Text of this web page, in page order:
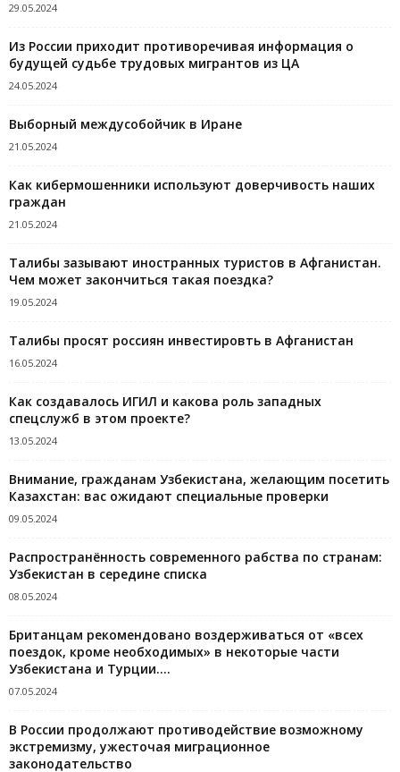
29.05.2024
Из России приходит противоречивая информация о
будущей судьбе трудовых мигрантов из ЦА
24.05.2024
Выборный междусобойчик в Иране
21.05.2024
Как кибермошенники используют доверчивость наших
граждан
21.05.2024
Талибы зазывают иностранных туристов в Афганистан.
Чем может закончиться такая поездка?
19.05.2024
Талибы просят россиян инвестировть в Афганистан
16.05.2024
Как создавалось ИГИЛ и какова роль западных
спецслужб в этом проекте?
13.05.2024
Внимание, гражданам Узбекистана, желающим посетить
Казахстан: вас ожидают специальные проверки
09.05.2024
Распространённость современного рабства по странам:
Узбекистан в середине списка
08.05.2024
Британцам рекомендовано воздерживаться от «всех
поездок, кроме необходимых» в некоторые части
Узбекистана и Турции....
07.05.2024
В России продолжают противодействие возможному
экстремизму, ужесточая миграционное
законодательство